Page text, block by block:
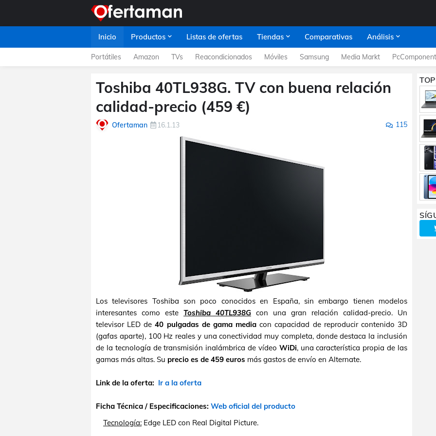
Inicio Productos Listas de ofertas Tiendas Comparativas Análisis
Portátiles Amazon TVs Reacondicionados Móviles Samsung Media Markt
Toshiba 40TL938G. TV con buena relación
calidad-precio (459 €)
Ofertaman 16.1.13 115
Los televisores Toshiba son poco conocidos en España, sin embargo tienen modelos
interesantes como este Toshiba 40TL938G con una gran relación calidad-precio. Un
televisor LED de40 pulgadas de gama mediacon capacidad de reproducir contenido 3D
(gafas aparte), 100 Hz reales y una conectividad muy completa, donde destaca la inclusión
de la tecnología de transmisión inalámbrica de vídeo WiDi, una característica propia de las
gamas más altas. Su precio es de 459 euros más gastos de envío en Alternate.
Link de la oferta: Ir a la oferta
Ficha Técnica / Especificaciones: Web oficial del producto
Tecnología: Edge LED con Real Digital Picture.